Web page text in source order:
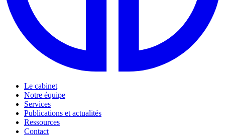
Le cabinet
Notre équipe
Services
Publications et actualités
Ressources
Contact